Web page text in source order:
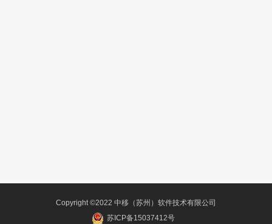
Copyright ©2022 中移（苏州）软件技术有限公司
苏ICP备15037412号